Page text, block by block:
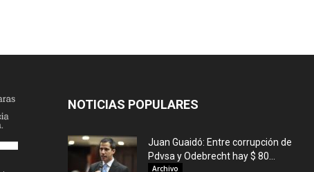
NOTICIAS POPULARES
Juan Guaidó: Entre corrupción de
Pdvsa y Odebrecht hay $ 80...
Archivo